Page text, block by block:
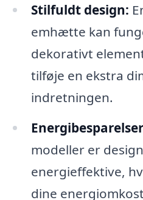
Stilfuldt design:
emhætte kan
dekorativt
tilføje en ekstra
indretningen.
modeller er
energieffektive,
dine